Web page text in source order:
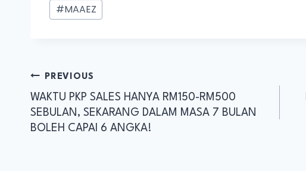
#MAAEZ
PREVIOUS
WAKTU PKP SALES HANYA RM150-RM500
SEBULAN, SEKARANG DALAM MASA 7 BULAN
BOLEH CAPAI 6 ANGKA!